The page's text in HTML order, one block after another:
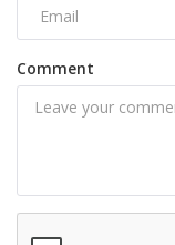
Comment